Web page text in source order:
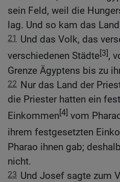
sein Feld, weil die
lag. Und so kam das
21
Und das Volk, das
verschiedenen Städte[3],
Grenze Ägyptens bis zu
22 Nur das Land der
die Priester hatten ein
Einkommen[4] vom
ihrem festgesetzten
Pharao ihnen gab;
nicht.
23 Und Josef sagte zum